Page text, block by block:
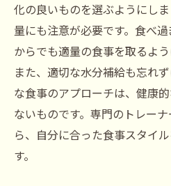
化の良いものを選ぶようにし
量にも注意が必要です。食べ
からでも適量の食事を取るよう
また、適切な水分補給も忘れ
な食事のアプローチは、健康
ないものです。専門のトレー
ら、自分に合った食事スタイ
す。